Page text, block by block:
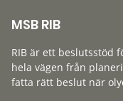
MSB RIB
RIB är ett beslutsstöd
hela vägen från
fatta rätt beslut när